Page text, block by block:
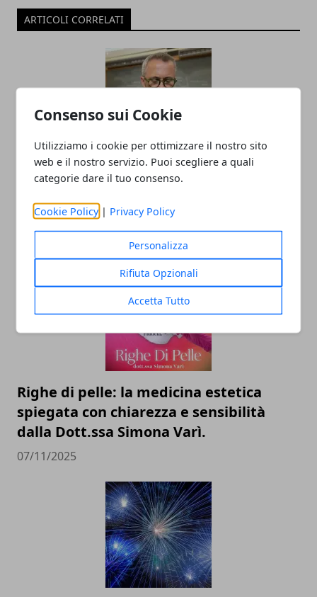
Consenso sui Cookie
Utilizziamo i cookie per ottimizzare il nostro sito
web e il nostro servizio. Puoi scegliere a quali
categorie dare il tuo consenso.
Cookie Policy | Privacy Policy
Personalizza
Rifiuta Opzionali
Accetta Tutto
ARTICOLI CORRELATI
Il professor Nuzzolese, a Torino come a
dell’identità perduta
Righe di pelle: la medicina estetica
spiegata con chiarezza e sensibilità
dalla Dott.ssa Simona Varì.
07/11/2025